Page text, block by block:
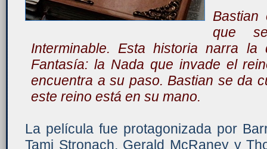
que
Interminable. Esta historia narra
Fantasía: la Nada que invade el
encuentra a su paso. Bastian se da
este reino está en su mano.
La película fue protagonizada por
Tami Stronach, Gerald McRaney y